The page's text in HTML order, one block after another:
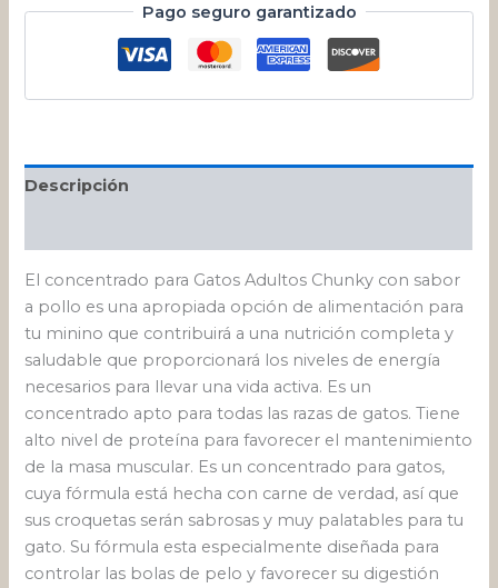
Pago seguro garantizado
Descripción
El concentrado para Gatos Adultos Chunky con sabor
a pollo es una apropiada opción de alimentación para
tu minino que contribuirá a una nutrición completa y
saludable que proporcionará los niveles de energía
necesarios para llevar una vida activa. Es un
concentrado apto para todas las razas de gatos. Tiene
alto nivel de proteína para favorecer el mantenimiento
de la masa muscular. Es un concentrado para gatos,
cuya fórmula está hecha con carne de verdad, así que
sus croquetas serán sabrosas y muy palatables para tu
gato. Su fórmula esta especialmente diseñada para
controlar las bolas de pelo y favorecer su digestión